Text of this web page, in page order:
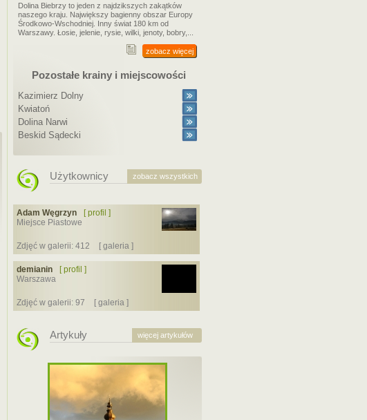
Dolina Biebrzy to jeden z najdzikszych zakątków
naszego kraju. Największy bagienny obszar Europy
Środkowo-Wschodniej. Inny świat 180 km od
Warszawy. Łosie, jelenie, rysie, wilki, jenoty, bobry,...
zobacz więcej
Pozostałe krainy i miejscowości
Kazimierz Dolny
Kwiatoń
Dolina Narwi
Beskid Sądecki
zobacz wszystkich
Użytkownicy
Adam Węgrzyn
[ profil ]
Miejsce Piastowe
Zdjęć w galerii: 412 [ galeria ]
demianin
[ profil ]
Warszawa
Zdjęć w galerii: 97 [ galeria ]
więcej artykułów
Artykuły